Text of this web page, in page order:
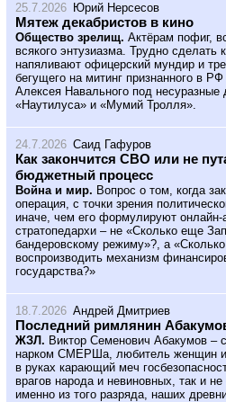
25.7.2026 Юрий Нерсесов
Мятеж декабристов в кино
Общество зрелищ. Актёрам пофиг,
всякого энтузиазма. Трудно сделать
напяливают офицерский мундир и
бегущего на митинг признанного в
Алексея Навального под
«Наутилуса» и «Мумий Тролля».
24.7.2026 Саид Гафуров
Как закончится СВО или не
бюджетный процесс
Война и мир. Вопрос о том, когда
операция, с точки зрения
иначе, чем его формулируют онлайн-
стратопедархи – не «Сколько еще
бандеровскому режиму»?, а
воспроизводить механизм
государства?»
18.7.2026 Андрей Дмитриев
Последний римлянин
ЖЗЛ. Виктор Семенович Абакумов –
нарком СМЕРШа, любитель женщин и
в руках карающий меч
врагов народа и невиновных, так и
именно из того разряда, наших